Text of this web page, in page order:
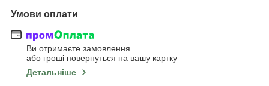
Умови оплати
Ви отримаєте замовлення
або гроші повернуться на вашу картку
Детальніше